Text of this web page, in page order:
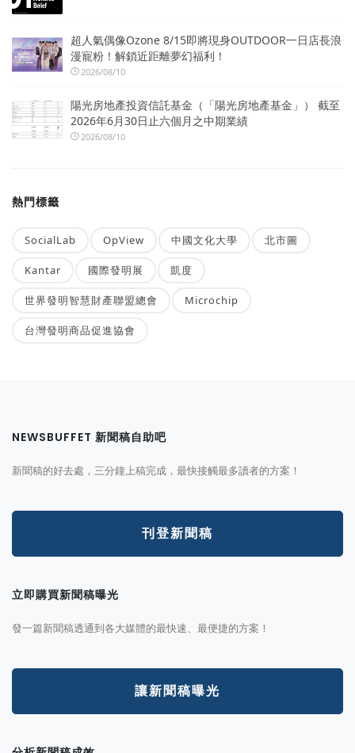
超人氣偶像Ozone 8/15即將現身OUTDOOR一日店長浪
漫寵粉！解鎖近距離夢幻福利！
2026/08/10
陽光房地產投資信託基金（「陽光房地產基金」） 截至
2026年6月30日止六個月之中期業績
2026/08/10
熱門標籤
SocialLab OpView 中國文化大學 北市圖
Kantar 國際發明展 凱度
世界發明智慧財產聯盟總會 Microchip
台灣發明商品促進協會
NEWSBUFFET 新聞稿自助吧
新聞稿的好去處，三分鐘上稿完成，最快接觸最多讀者的方案！
刊登新聞稿
立即購買新聞稿曝光
發一篇新聞稿透通到各大媒體的最快速、最便捷的方案！
讓新聞稿曝光